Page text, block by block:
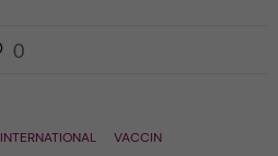
0
INTERNATIONAL VACCIN